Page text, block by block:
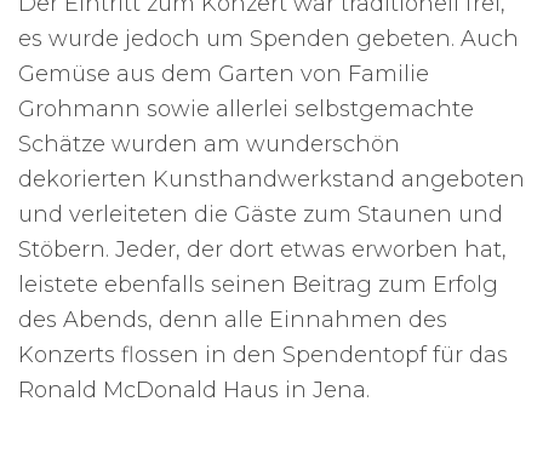
es wurde jedoch um Spenden gebeten. Auch
Gemüse aus dem Garten von Familie
Grohmann sowie allerlei selbstgemachte
Schätze wurden am wunderschön
dekorierten Kunsthandwerkstand angeboten
und verleiteten die Gäste zum Staunen und
Stöbern. Jeder, der dort etwas erworben hat,
leistete ebenfalls seinen Beitrag zum Erfolg
des Abends, denn alle Einnahmen des
Konzerts flossen in den Spendentopf für das
Ronald McDonald Haus in Jena.